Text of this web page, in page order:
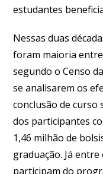
estudantes
Nessas duas
foram maioria
segundo o Censo
se analisarem os
conclusão de curso
dos participantes
1,46 milhão de
graduação. Já
participam do